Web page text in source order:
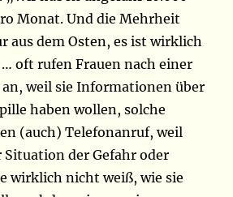
Monat. Und die Mehrheit
aus dem Osten, es ist wirklich
… oft rufen Frauen nach einer
weil sie Informationen über
haben wollen, solche
(auch) Telefonanruf, weil
Situation der Gefahr oder
wirklich nicht weiß, wie sie